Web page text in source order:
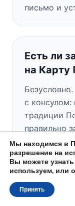
письмо и
Есть ли
на Карту
с консулом:
традиции
правильно
Карту
Есть ли у
Мы находимся в
разрешение на
Вы можете
используем, или
Принять